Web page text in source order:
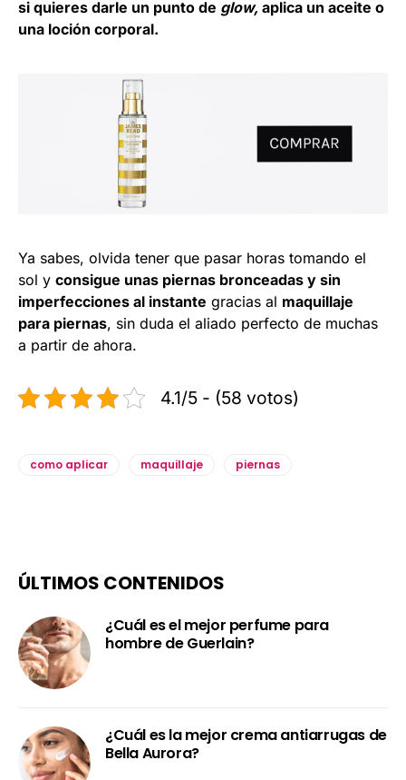
si quieres darle un punto de glow, aplica un aceite o
una loción corporal.
Ya sabes, olvida tener que pasar horas tomando el
sol y consigue unas piernas bronceadas y sin
imperfecciones al instante gracias al maquillaje
para piernas, sin duda el aliado perfecto de muchas
a partir de ahora.
4.1/5 - (58 votos)
como aplicar maquillaje piernas
ÚLTIMOS CONTENIDOS
¿Cuál es el mejor perfume para
hombre de Guerlain?
¿Cuál es la mejor crema antiarrugas de
Bella Aurora?